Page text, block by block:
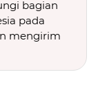
bagian
pada
mengirim